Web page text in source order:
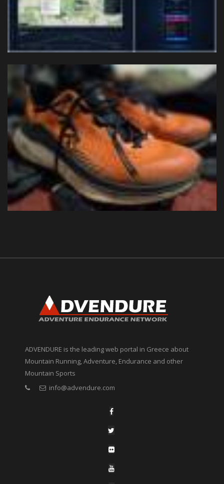
ADVENDURE is the leading web portal in Greece about
Mountain Running, Adventure, Endurance and other
Mountain Sports
info@advendure.com